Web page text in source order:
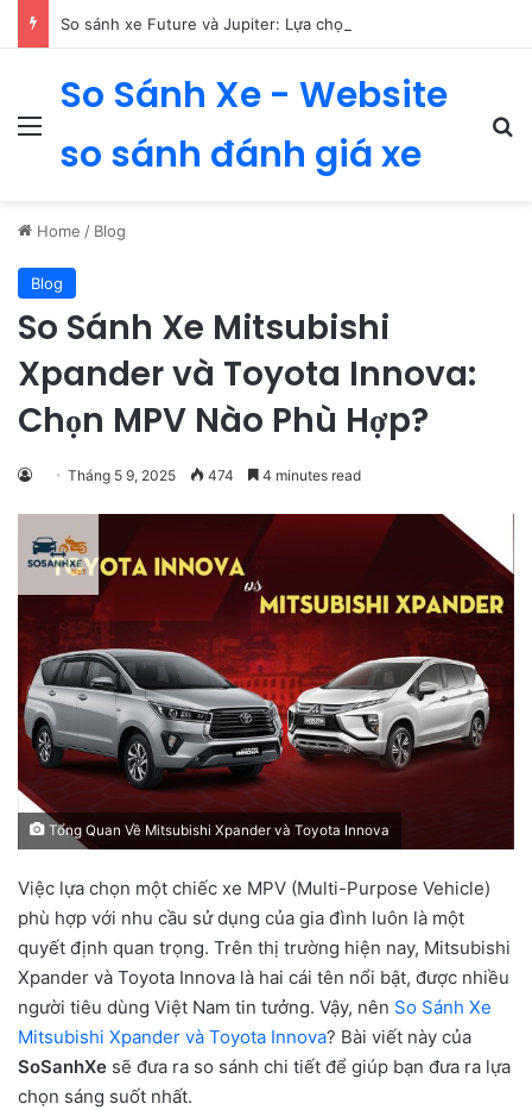
Menu
So Sánh Xe - Website
so sánh đánh giá xe
Home / Blog
Blog
So Sánh Xe Mitsubishi
Xpander và Toyota Innova:
Chọn MPV Nào Phù Hợp?
Tháng 5 9, 2025 474 4 minutes read
Tổng Quan Về Mitsubishi Xpander và Toyota Innova
Việc lựa chọn một chiếc xe MPV (Multi-Purpose Vehicle)
phù hợp với nhu cầu sử dụng của gia đình luôn là một
quyết định quan trọng. Trên thị trường hiện nay, Mitsubishi
Xpander và Toyota Innova là hai cái tên nổi bật, được nhiều
người tiêu dùng Việt Nam tin tưởng. Vậy, nên So Sánh Xe
Mitsubishi Xpander và Toyota Innova? Bài viết này của
SoSanhXe sẽ đưa ra so sánh chi tiết để giúp bạn đưa ra lựa
chọn sáng suốt nhất.